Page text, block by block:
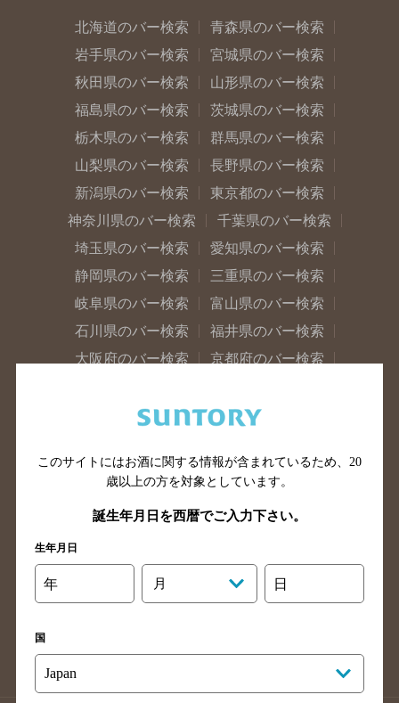
北海道のバー検索
青森県のバー検索
岩手県のバー検索
宮城県のバー検索
秋田県のバー検索
山形県のバー検索
福島県のバー検索
茨城県のバー検索
栃木県のバー検索
群馬県のバー検索
山梨県のバー検索
長野県のバー検索
新潟県のバー検索
東京都のバー検索
神奈川県のバー検索
千葉県のバー検索
埼玉県のバー検索
愛知県のバー検索
静岡県のバー検索
三重県のバー検索
岐阜県のバー検索
富山県のバー検索
石川県のバー検索
福井県のバー検索
大阪府のバー検索
京都府のバー検索
滋賀県のバー検索
和歌山県のバー検索
山口県のバー検索
鳥取県のバー検索
香川県のバー検索
愛媛県のバー検索
高知県のバー検索
長崎県のバー検索
佐賀県のバー検索
大分県のバー検索
熊本県のバー検索
このサイトにはお酒に関する情報が含まれているため、 20
歳以上の方を対象としています。
誕生年月日を西暦でご入力下さい。
生年月日
年 月 日
国